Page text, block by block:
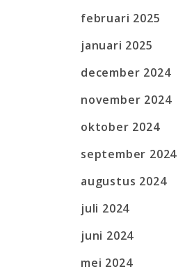
februari 2025
januari 2025
december 2024
november 2024
oktober 2024
september 2024
augustus 2024
juli 2024
juni 2024
mei 2024